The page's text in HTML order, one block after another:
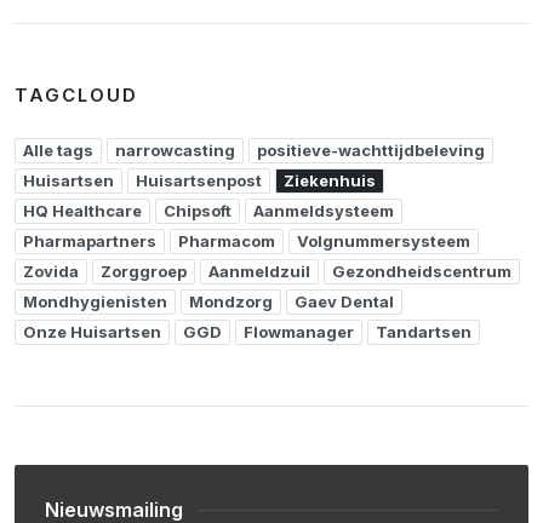
TAGCLOUD
Alle tags narrowcasting
positieve-wachttijdbeleving
Huisartsen
Huisartsenpost
Ziekenhuis
HQ Healthcare
Chipsoft
Aanmeldsysteem
Pharmapartners
Pharmacom
Volgnummersysteem
Zovida
Zorggroep Aanmeldzuil
Gezondheidscentrum
Mondhygienisten
Mondzorg
Gaev Dental
Onze Huisartsen
GGD Flowmanager Tandartsen
Nieuwsmailing